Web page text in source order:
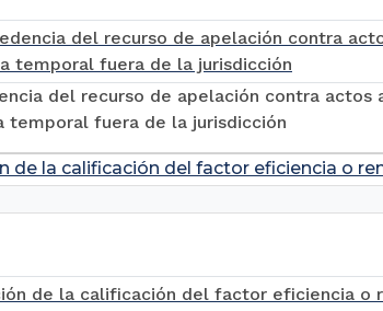
del recurso de apelación contra actos
temporal fuera de la jurisdicción
de la calificación del factor eficiencia o